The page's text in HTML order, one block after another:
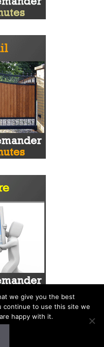
we give you the best
continue to use this site we
happy with it.